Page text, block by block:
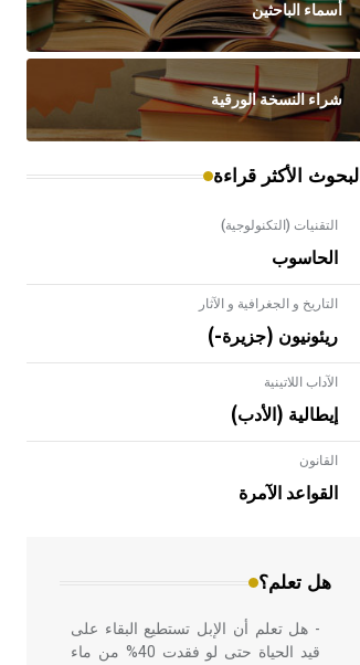
أسماء الباحثين
شراء النسخة الورقية
البحوث الأكثر قراءة
التقنيات (التكنولوجية)
الحاسوب
التاريخ و الجغرافية و الآثار
ريئونيون (جزيرة-)
الآداب اللاتينية
إيطالية (الأدب)
القانون
القواعد الآمرة
هل تعلم؟
- هل تعلم أن الأبلق نوع من الفنون
الهندسية التي ارتبطت بالعمارة الإسلامية
في بلاد الشام ومصر خاصة، حيث يحرص
- هل تعلم أن الإبل تستطيع البقاء على
قيد الحياة حتى لو فقدت 40% من ماء